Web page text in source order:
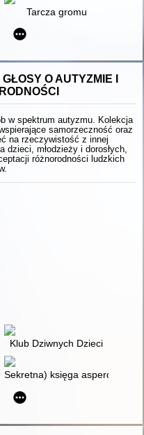
Tarcza gromu
O AUTYZMIE I
w spektrum autyzmu. Kolekcja
samorzeczność oraz
na rzeczywistość z innej
młodzieży i dorosłych,
różnorodności ludzkich
Klub Dziwnych Dzieci
Sekretna) księga
małego dziecka z